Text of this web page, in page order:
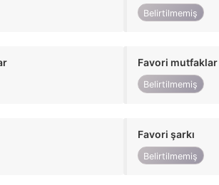
Belirtilmemiş
Favori mutfaklar
Belirtilmemiş
Favori şarkı
Belirtilmemiş